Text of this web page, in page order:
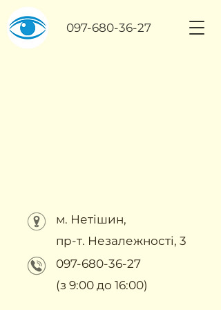
097-680-36-27
м. Нетішин,
пр-т. Незалежності, 3
097-680-36-27
(з 9:00 до 16:00)